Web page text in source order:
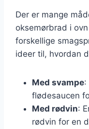
Der er mange
oksemørbrad i
forskellige
ideer til, hvordan
Med svampe:
flødesaucen
Med rødvin:
rødvin for en